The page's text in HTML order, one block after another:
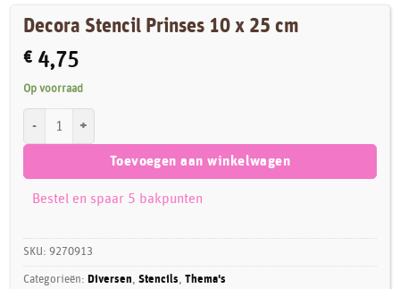
Decora Stencil Prinses 10 x 25 cm
€ 4,75
Op voorraad
Toevoegen aan winkelwagen
Bestel en spaar 5 bakpunten
SKU:9270913
Categorieën: Diversen,Stencils,Thema's